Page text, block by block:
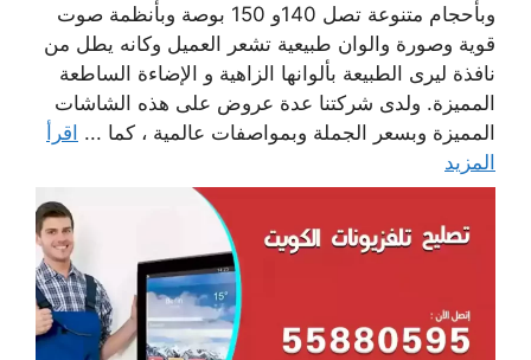
وبأحجام متنوعة تصل 140و 150 بوصة وبأنظمة صوت
قوية وصورة والوان طبيعية تشعر العميل وكانه يطل من
نافذة ليرى الطبيعة بألوانها الزاهية و الإضاءة الساطعة
المميزة. ولدى شركتنا عدة عروض على هذه الشاشات
المميزة وبسعر الجملة وبمواصفات عالمية ، كما ... اقرأ
المزيد